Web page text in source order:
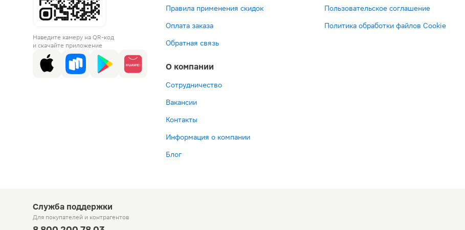
Наведите камеру на QR-код
и скачайте приложение
Правила применения скидок
Оплата заказа
Обратная связь
О компании
Сотрудничество
Вакансии
Контакты
Информация о компании
Блог
Пользовательское соглашение
Политика обработки файлов Cookie
Служба поддержки
Для покупателей и контрагентов